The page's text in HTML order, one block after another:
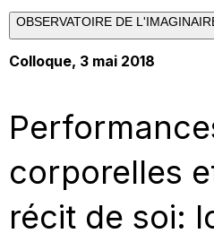
OBSERVATOIRE DE
Colloque, 3 mai 2018
corporelles
récit de soi: